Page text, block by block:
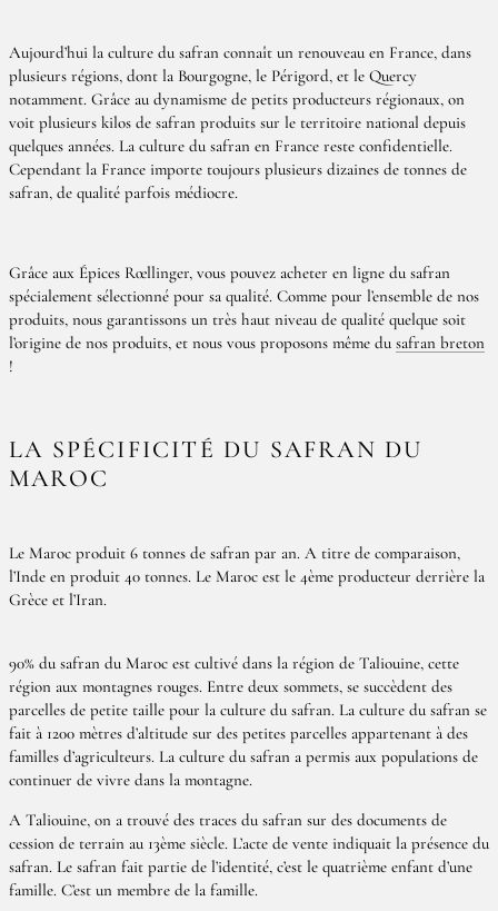
Aujourd’hui la culture du safran connaît un renouveau en France, dans
plusieurs régions, dont la Bourgogne, le Périgord, et le Quercy
notamment. Grâce au dynamisme de petits producteurs régionaux, on
voit plusieurs kilos de safran produits sur le territoire national depuis
quelques années. La culture du safran en France reste confidentielle.
Cependant la France importe toujours plusieurs dizaines de tonnes de
safran, de qualité parfois médiocre.
Grâce aux Épices Rœllinger, vous pouvez acheter en ligne du safran
spécialement sélectionné pour sa qualité. Comme pour l’ensemble de nos
produits, nous garantissons un très haut niveau de qualité quelque soit
l’origine de nos produits, et nous vous proposons même du safran breton
!
LA SPÉCIFICITÉ DU SAFRAN DU
MAROC
Le Maroc produit 6 tonnes de safran par an. A titre de comparaison,
l’Inde en produit 40 tonnes. Le Maroc est le 4ème producteur derrière la
Grèce et l’Iran.
90% du safran du Maroc est cultivé dans la région de Taliouine, cette
région aux montagnes rouges. Entre deux sommets, se succèdent des
parcelles de petite taille pour la culture du safran. La culture du safran se
fait à 1200 mètres d’altitude sur des petites parcelles appartenant à des
familles d’agriculteurs. La culture du safran a permis aux populations de
continuer de vivre dans la montagne.
A Taliouine, on a trouvé des traces du safran sur des documents de
cession de terrain au 13ème siècle. L’acte de vente indiquait la présence du
safran. Le safran fait partie de l’identité, c’est le quatrième enfant d’une
famille. C’est un membre de la famille.